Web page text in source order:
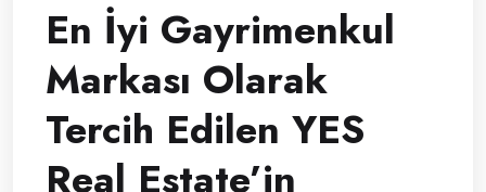
En İyi Gayrimenkul
Markası Olarak
Tercih Edilen YES
Real Estate’in